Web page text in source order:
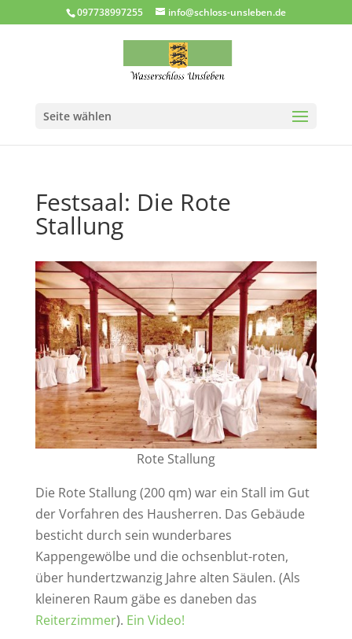
097738997255 info@schloss-unsleben.de
Seite wählen
Festsaal: Die Rote
Stallung
Rote Stallung
Die Rote Stallung (200 qm) war ein Stall im Gut
der Vorfahren des Hausherren. Das Gebäude
besticht durch sein wunderbares
Kappengewölbe und die ochsenblut-roten,
über hundertzwanzig Jahre alten Säulen. (Als
kleineren Raum gäbe es daneben das
Reiterzimmer). Ein Video!